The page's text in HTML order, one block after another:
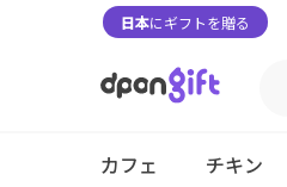
日本にギフトを贈る
カフェ チキン